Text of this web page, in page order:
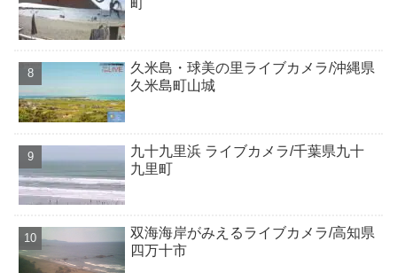
町
久米島・球美の里ライブカメラ/沖縄県
久米島町山城
九十九里浜 ライブカメラ/千葉県九十
九里町
双海海岸がみえるライブカメラ/高知県
四万十市